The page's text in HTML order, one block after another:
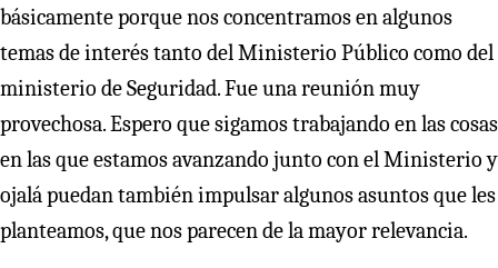
básicamente porque nos concentramos en algunos
temas de interés tanto del Ministerio Público como del
ministerio de Seguridad. Fue una reunión muy
provechosa. Espero que sigamos trabajando en las cosas
en las que estamos avanzando junto con el Ministerio y
ojalá puedan también impulsar algunos asuntos que les
planteamos, que nos parecen de la mayor relevancia.